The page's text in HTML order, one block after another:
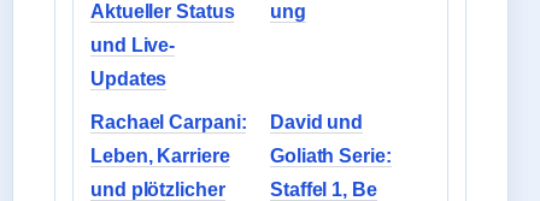
Aktueller Status
und Live-
Updates
ung
Rachael Carpani:
Leben, Karriere
und plötzlicher
David und
Goliath Serie:
Staffel 1, Be